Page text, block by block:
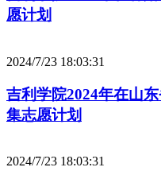
愿计划
2024/7/23 18:03:31
吉利学院2024年在山
集志愿计划
2024/7/23 18:03:31